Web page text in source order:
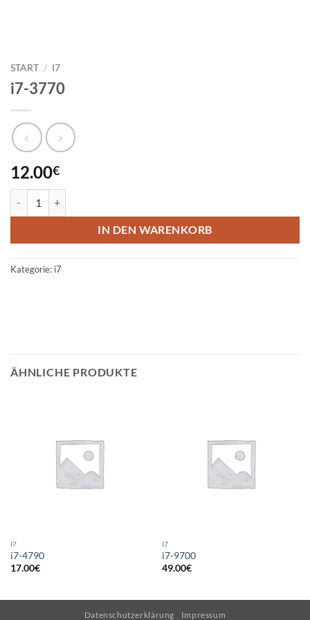
START / I7
i7-3770
12.00€
IN DEN WARENKORB
Kategorie: i7
ÄHNLICHE PRODUKTE
I7
i7-4790
17.00€
I7
i7-9700
49.00€
Datenschutzerklärung Impressum